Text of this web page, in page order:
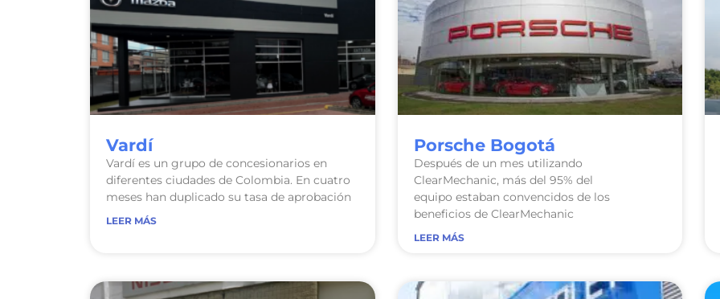
Vardí
Vardí es un grupo de concesionarios en
diferentes ciudades de Colombia. En cuatro
meses han duplicado su tasa de aprobación
LEER MÁS
Porsche Bogotá
Después de un mes utilizando
ClearMechanic, más del 95% del
equipo estaban convencidos de los
beneficios de ClearMechanic
LEER MÁS